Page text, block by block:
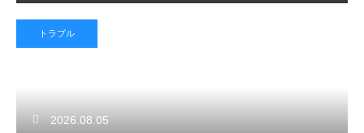
トラブル
2026.08.05